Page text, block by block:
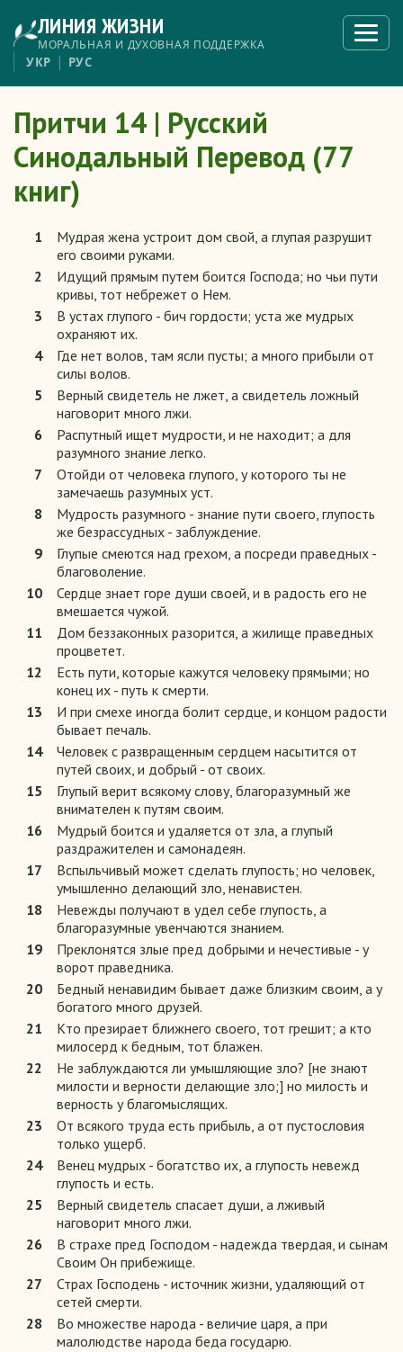
основному
содержанию
ЛИНИЯ ЖИЗНИ
МОРАЛЬНАЯ И ДУХОВНАЯ ПОДДЕРЖКА
меню
УКР РУС
Притчи 14 | Русский
Синодальный Перевод (77
книг)
1
Мудрая жена устроит дом свой, а глупая разрушит
его своими руками.
2
Идущий прямым путем боится Господа; но чьи пути
кривы, тот небрежет о Нем.
3
В устах глупого - бич гордости; уста же мудрых
охраняют их.
4
Где нет волов, там ясли пусты; а много прибыли от
силы волов.
5
Верный свидетель не лжет, а свидетель ложный
наговорит много лжи.
6
Распутный ищет мудрости, и не находит; а для
разумного знание легко.
7
Отойди от человека глупого, у которого ты не
замечаешь разумных уст.
8
Мудрость разумного - знание пути своего, глупость
же безрассудных - заблуждение.
9
Глупые смеются над грехом, а посреди праведных -
благоволение.
10
Сердце знает горе души своей, и в радость его не
вмешается чужой.
11
Дом беззаконных разорится, а жилище праведных
процветет.
12
Есть пути, которые кажутся человеку прямыми; но
конец их - путь к смерти.
13
И при смехе иногда болит сердце, и концом радости
бывает печаль.
14
Человек с развращенным сердцем насытится от
путей своих, и добрый - от своих.
15
Глупый верит всякому слову, благоразумный же
внимателен к путям своим.
16
Мудрый боится и удаляется от зла, а глупый
раздражителен и самонадеян.
17
Вспыльчивый может сделать глупость; но человек,
умышленно делающий зло, ненавистен.
18
Невежды получают в удел себе глупость, а
благоразумные увенчаются знанием.
19
Преклонятся злые пред добрыми и нечестивые - у
ворот праведника.
20
Бедный ненавидим бывает даже близким своим, а у
богатого много друзей.
21
Кто презирает ближнего своего, тот грешит; а кто
милосерд к бедным, тот блажен.
22
Не заблуждаются ли умышляющие зло? [не знают
милости и верности делающие зло;] но милость и
верность у благомыслящих.
23
От всякого труда есть прибыль, а от пустословия
только ущерб.
24
Венец мудрых - богатство их, а глупость невежд
глупость и есть.
25
Верный свидетель спасает души, а лживый
наговорит много лжи.
26
В страхе пред Господом - надежда твердая, и сынам
Своим Он прибежище.
27
Страх Господень - источник жизни, удаляющий от
сетей смерти.
28
Во множестве народа - величие царя, а при
малолюдстве народа беда государю.